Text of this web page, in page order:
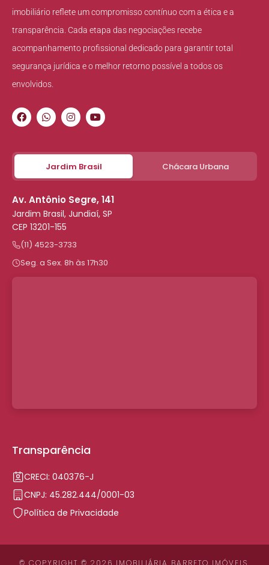
imobiliário reflete um compromisso contínuo com a ética e a
transparência. Cada etapa das negociações recebe
acompanhamento profissional dedicado para garantir total
segurança jurídica e o melhor retorno possível a todos os
envolvidos.
Jardim Brasil Chácara Urbana
Av. Antônio Segre, 141
Jardim Brasil, Jundiaí, SP
CEP 13201-155
(11) 4523-3733
Seg. a Sex. 8h às 17h30
Transparência
CRECI: 040376-J
CNPJ: 45.282.444/0001-03
Política de Privacidade